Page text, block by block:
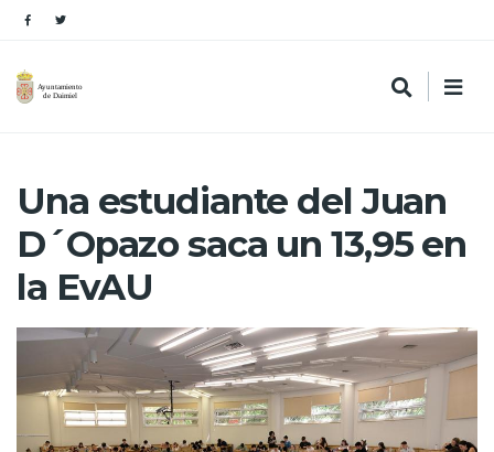
Una estudiante del Juan
D´Opazo saca un 13,95 en
la EvAU